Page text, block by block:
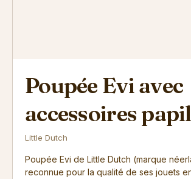
Poupée Evi avec
accessoires
Little Dutch
Poupée Evi de Little Dutch (marque
reconnue pour la qualité de ses jouets